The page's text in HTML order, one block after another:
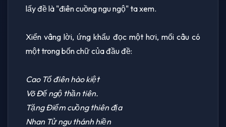
lấy đề là "điên cuồng ngu ngộ" ta xem.
Xiển vâng lời, ứng khẩu đọc một hơi, mối câu có
một trong bốn chữ của đầu đề:
Cao Tổ điên hào kiệt
Võ Ðế ngộ thần tiên.
Tặng Ðiểm cuồng thiên địa
Nhan Tử ngu thánh hiền